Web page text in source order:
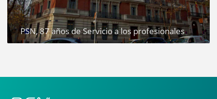
PSN, 87 años de Servicio a los profesionales